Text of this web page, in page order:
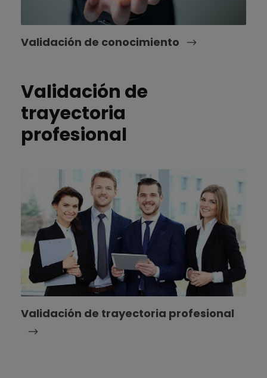
Validación de conocimiento
Validación de
trayectoria
profesional
Validación de trayectoria profesional